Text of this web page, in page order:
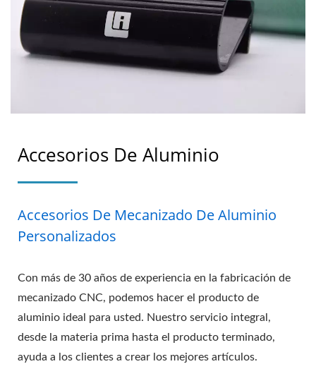
Accesorios De Aluminio
Accesorios De Mecanizado De Aluminio
Personalizados
Con más de 30 años de experiencia en la fabricación de
mecanizado CNC, podemos hacer el producto de
aluminio ideal para usted. Nuestro servicio integral,
desde la materia prima hasta el producto terminado,
ayuda a los clientes a crear los mejores artículos.